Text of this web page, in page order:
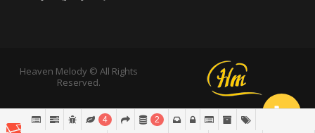
Heaven Melody © All Rights
Reserved.
4 2